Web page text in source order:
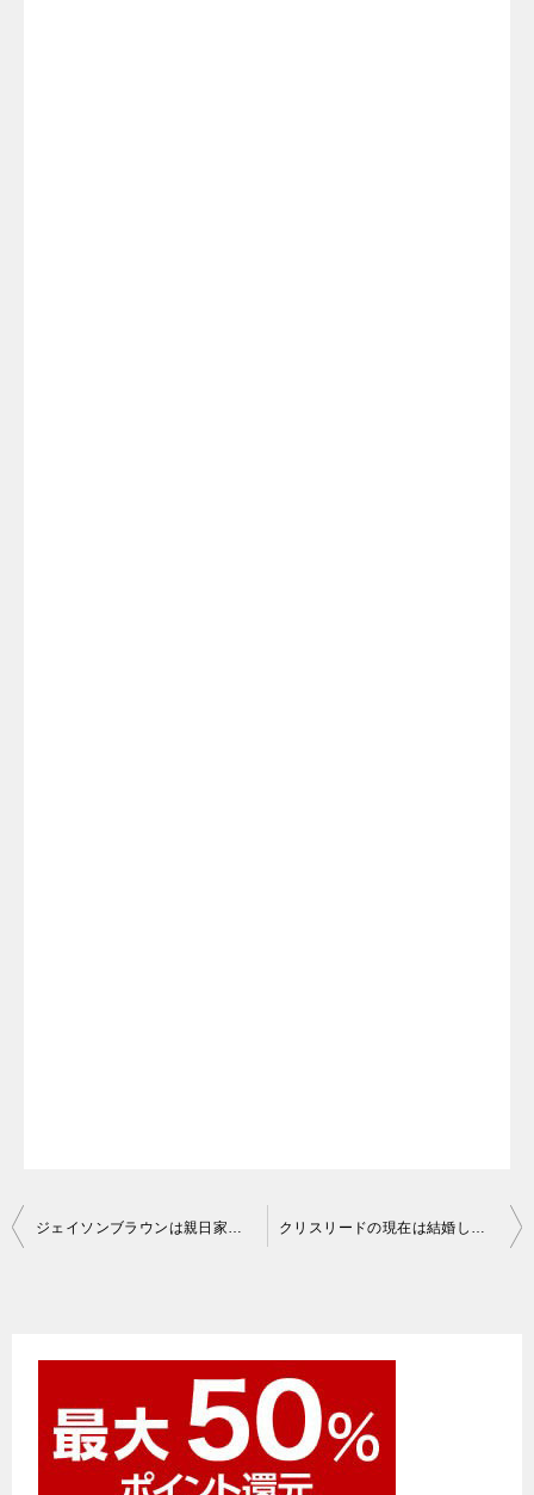
投
ジェイソンブラウンは親日家！なぜ日本語が上手？夢は日本で英語の先生 クリスリードの現在は結婚して子供がいる？引退後や経歴についても調査